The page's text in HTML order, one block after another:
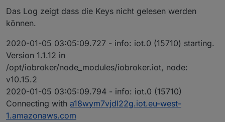
Das Log zeigt dass die Keys nicht gelesen werden
können.
2020-01-05 03:05:09.727 - info: iot.0 (15710) starting.
Version 1.1.12 in
/opt/iobroker/node_modules/iobroker.iot, node:
v10.15.2
2020-01-05 03:05:09.794 - info: iot.0 (15710)
Connecting with a18wym7vjdl22g.iot.eu-west-
1.amazonaws.com